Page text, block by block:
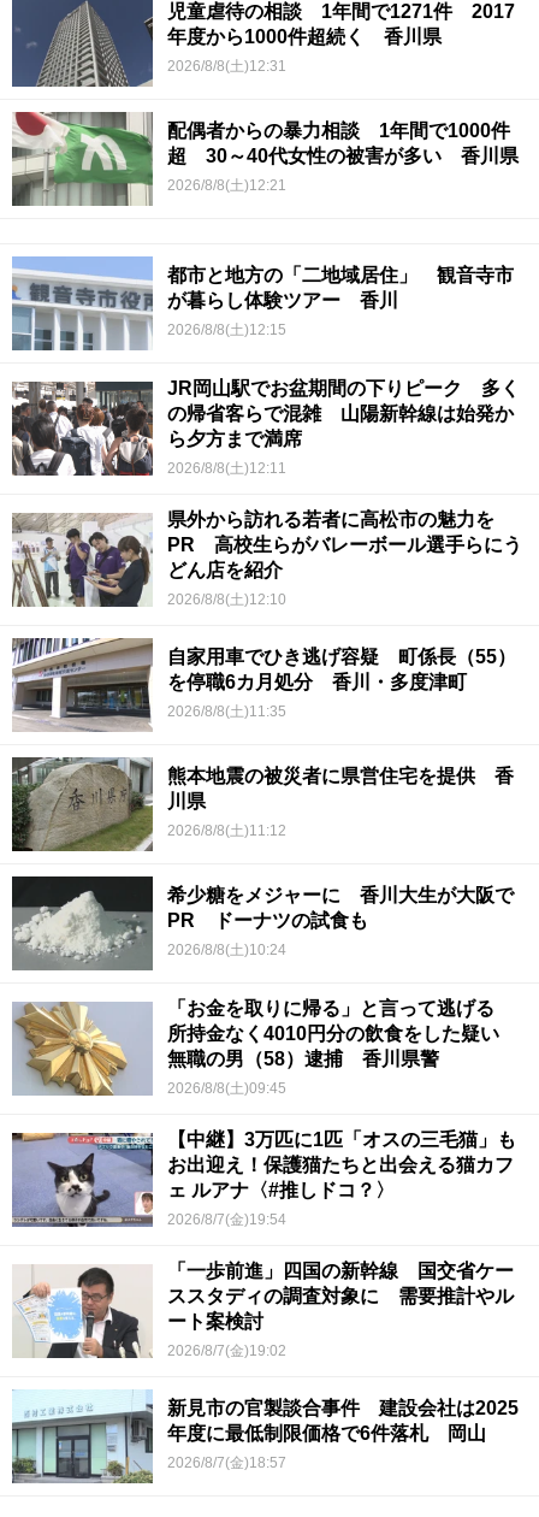
児童虐待の相談 1年間で1271件 2017
年度から1000件超続く 香川県
2026/8/8(土)12:31
配偶者からの暴力相談 1年間で1000件
超 30～40代女性の被害が多い 香川県
2026/8/8(土)12:21
都市と地方の「二地域居住」 観音寺市
が暮らし体験ツアー 香川
2026/8/8(土)12:15
JR岡山駅でお盆期間の下りピーク 多く
の帰省客らで混雑 山陽新幹線は始発か
ら夕方まで満席
2026/8/8(土)12:11
県外から訪れる若者に高松市の魅力を
PR 高校生らがバレーボール選手らにう
どん店を紹介
2026/8/8(土)12:10
自家用車でひき逃げ容疑 町係長（55）
を停職6カ月処分 香川・多度津町
2026/8/8(土)11:35
熊本地震の被災者に県営住宅を提供 香
川県
2026/8/8(土)11:12
希少糖をメジャーに 香川大生が大阪で
PR ドーナツの試食も
2026/8/8(土)10:24
「お金を取りに帰る」と言って逃げる
所持金なく4010円分の飲食をした疑い
無職の男（58）逮捕 香川県警
2026/8/8(土)09:45
【中継】3万匹に1匹「オスの三毛猫」も
お出迎え！保護猫たちと出会える猫カフ
ェ ルアナ〈#推しドコ？〉
2026/8/7(金)19:54
「一歩前進」四国の新幹線 国交省ケー
ススタディの調査対象に 需要推計やル
ート案検討
2026/8/7(金)19:02
新見市の官製談合事件 建設会社は2025
年度に最低制限価格で6件落札 岡山
2026/8/7(金)18:57